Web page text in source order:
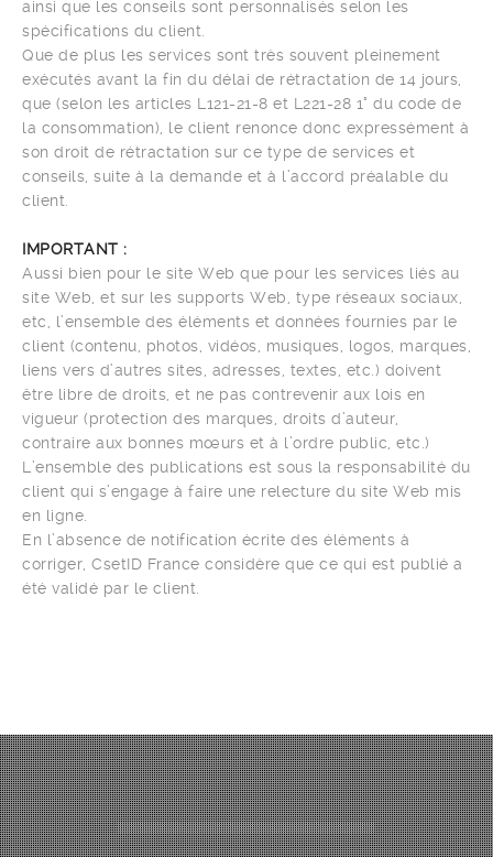
ainsi que les conseils sont personnalisés selon les
spécifications du client.
Que de plus les services sont très souvent pleinement
exécutés avant la fin du délai de rétractation de 14 jours,
que (selon les articles L121-21-8 et L221-28 1° du code de
la consommation), le client renonce donc expressément à
son droit de rétractation sur ce type de services et
conseils, suite à la demande et à l’accord préalable du
client.
IMPORTANT :
Aussi bien pour le site Web que pour les services liés au
site Web, et sur les supports Web, type réseaux sociaux,
etc, l’ensemble des éléments et données fournies par le
client (contenu, photos, vidéos, musiques, logos, marques,
liens vers d’autres sites, adresses, textes, etc.) doivent
être libre de droits, et ne pas contrevenir aux lois en
vigueur (protection des marques, droits d’auteur,
contraire aux bonnes mœurs et à l’ordre public, etc.)
L’ensemble des publications est sous la responsabilité du
client qui s’engage à faire une relecture du site Web mis
en ligne.
En l’absence de notification écrite des éléments à
corriger, CsetID France considère que ce qui est publié a
été validé par le client.